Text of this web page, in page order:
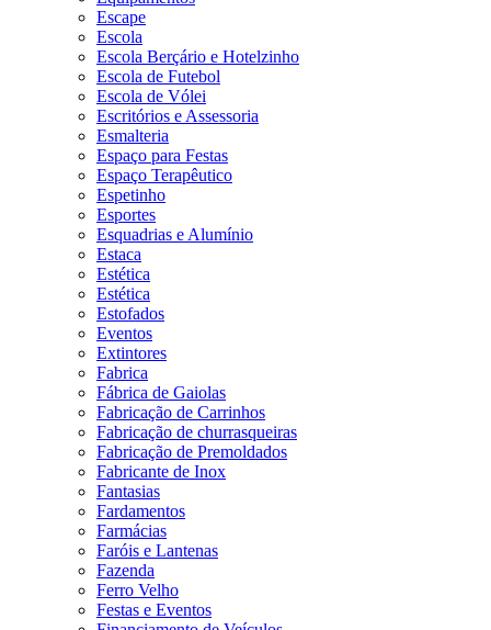
Escape
Escola
Escola Berçário e Hotelzinho
Escola de Futebol
Escola de Vólei
Escritórios e Assessoria
Esmalteria
Espaço para Festas
Espaço Terapêutico
Espetinho
Esportes
Esquadrias e Alumínio
Estaca
Estética
Estética
Estofados
Eventos
Extintores
Fabrica
Fábrica de Gaiolas
Fabricação de Carrinhos
Fabricação de churrasqueiras
Fabricação de Premoldados
Fabricante de Inox
Fantasias
Fardamentos
Farmácias
Faróis e Lantenas
Fazenda
Ferro Velho
Festas e Eventos